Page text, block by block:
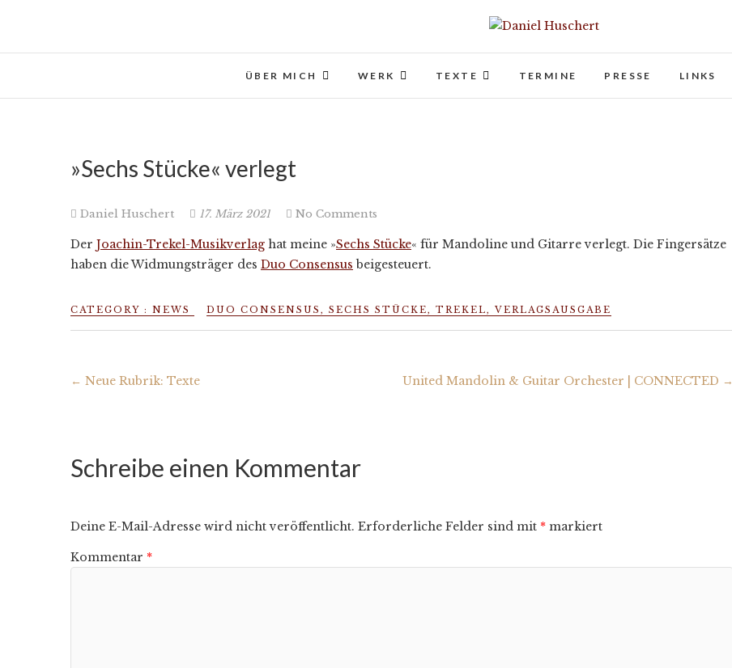
content
Daniel Huschert
ÜBER MICH WERK TEXTE TERMINE PRESSE LINKS
»Sechs Stücke« verlegt
Daniel Huschert 17. März 2021 No Comments
Der Joachin-Trekel-Musikverlag hat meine »Sechs Stücke« für Mandoline und Gitarre verlegt. Die Fingersätze
haben die Widmungsträger des Duo Consensus beigesteuert.
CATEGORY : NEWS DUO CONSENSUS , SECHS STÜCKE, TREKEL, VERLAGSAUSGABE
← Neue Rubrik: Texte United Mandolin & Guitar Orchester | CONNECTED →
Schreibe einen Kommentar
Deine E-Mail-Adresse wird nicht veröffentlicht. Erforderliche Felder sind mit * markiert
Kommentar *